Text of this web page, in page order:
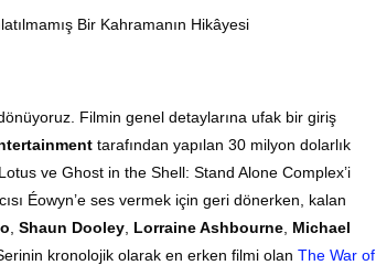
Bir Kahramanın Hikâyesi
Filmin genel detaylarına ufak bir giriş
tarafından yapılan 30 milyon dolarlık
ve Ghost in the Shell: Stand Alone Complex’i
Éowyn’e ses vermek için geri dönerken, kalan
Shaun Dooley Lorraine Ashbourne Michael
kronolojik olarak en erken filmi olan The War of